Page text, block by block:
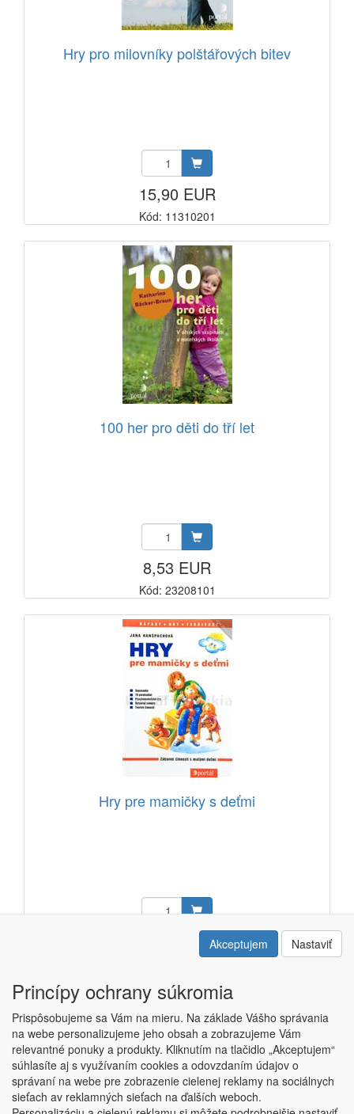
Hry pro milovníky polštářových bitev
15,90 EUR
Kód: 11310201
100 her pro děti do tří let
8,53 EUR
Kód: 23208101
Hry pre mamičky s deťmi
13,48 EUR
Copyright © ABRA ESHOP 2015 |Kontakt| Obchodné podmienky
|Nastavenie súkromia
Akceptujem Nastaviť
Princípy ochrany súkromia
Prispôsobujeme sa Vám na mieru. Na základe Vášho správania
na webe personalizujeme jeho obsah a zobrazujeme Vám
relevantné ponuky a produkty. Kliknutím na tlačidlo „Akceptujem“
súhlasíte aj s využívaním cookies a odovzdaním údajov o
správaní na webe pre zobrazenie cielenej reklamy na sociálnych
sieťach av reklamných sieťach na ďalších weboch.